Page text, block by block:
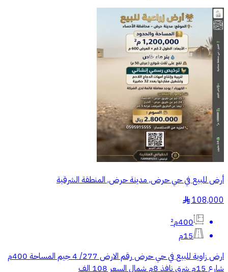
أرض للبيع في حي حرض, مدينة حرض, المنطقة الشرقية
108,000
§
400م²
15م
ارض زاوية للبيع في حي حرض رقم الارض 277/ 4 جيم المساحة 400م
شارع 15م شرق نافذ 8م شمال السعر 108 الف